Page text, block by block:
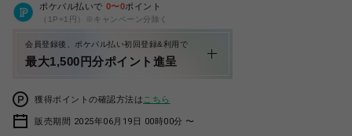
ポケパル払いで 0〜0ポイント
（1P=1円）※キャンペーン分除く
会員登録後、ポケパル払い初回登録&利用で
最大1,500円分ポイント進呈
獲得ポイントの確認方法は こちら
販売期間 2025年06月19日 00時00分 〜